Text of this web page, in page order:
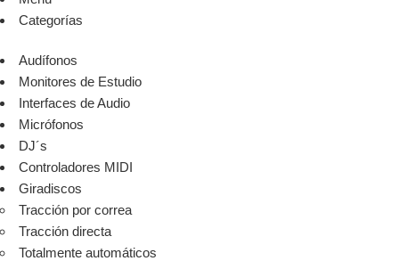
Categorías
Audífonos
Monitores de Estudio
Interfaces de Audio
Micrófonos
DJ´s
Controladores MIDI
Giradiscos
Tracción por correa
Tracción directa
Totalmente automáticos